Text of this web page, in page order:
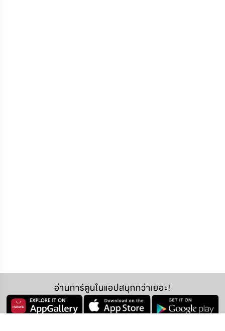
อ่านการ์ตูนในแอปสนุกกว่าเยอะ!